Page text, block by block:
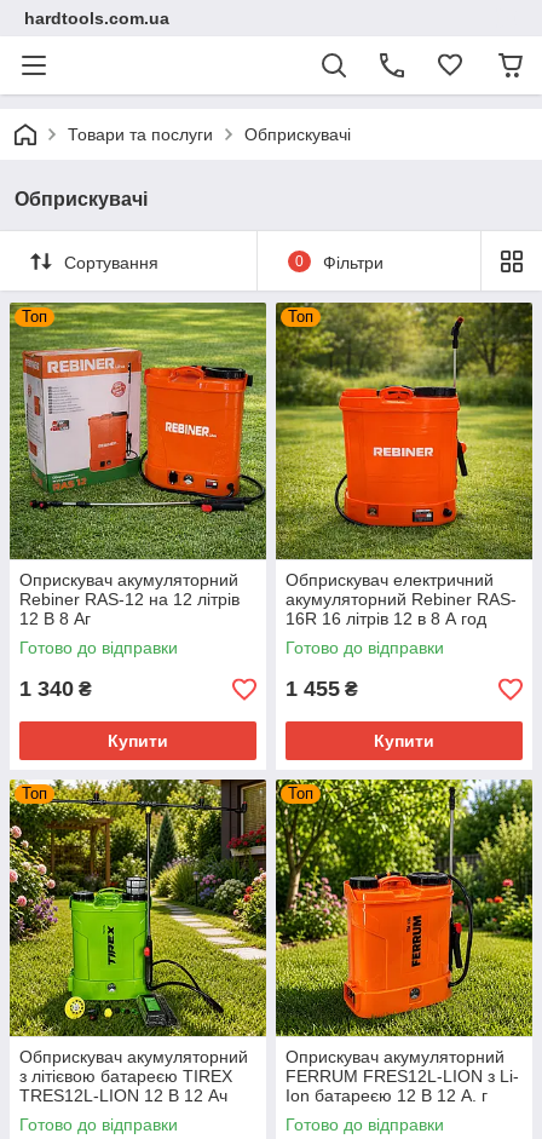
hardtools.com.ua
Товари та послуги Обприскувачі
Обприскувачі
Сортування 0 Фільтри
Топ
Оприскувач акумуляторний
Rebiner RAS-12 на 12 літрів
12 В 8 Аг
Готово до відправки
1 340 ₴
Купити
Топ
Обприскувач електричний
акумуляторний Rebiner RAS-
16R 16 літрів 12 в 8 А год
Готово до відправки
1 455 ₴
Купити
Топ
Обприскувач акумуляторний
з літієвою батареєю TIREX
TRES12L-LION 12 В 12 Ач
Готово до відправки
Топ
Оприскувач акумуляторний
FERRUM FRES12L-LION з Li-
Ion батареєю 12 В 12 А. г
Готово до відправки